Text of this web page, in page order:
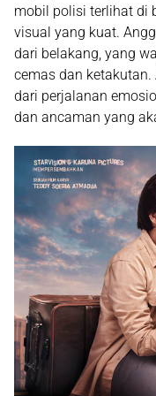
mobil polisi terlihat di
visual yang kuat.
dari belakang, yang
cemas dan
dari perjalanan
dan ancaman yang